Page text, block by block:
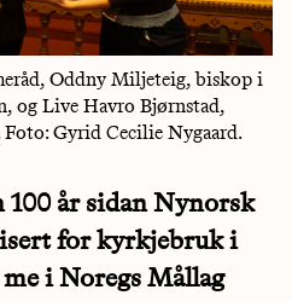
Oddny Miljeteig, biskop i
og Live Havro Bjørnstad,
Gyrid Cecilie Nygaard.
100 år sidan Nynorsk
for kyrkjebruk i
i Noregs Mållag